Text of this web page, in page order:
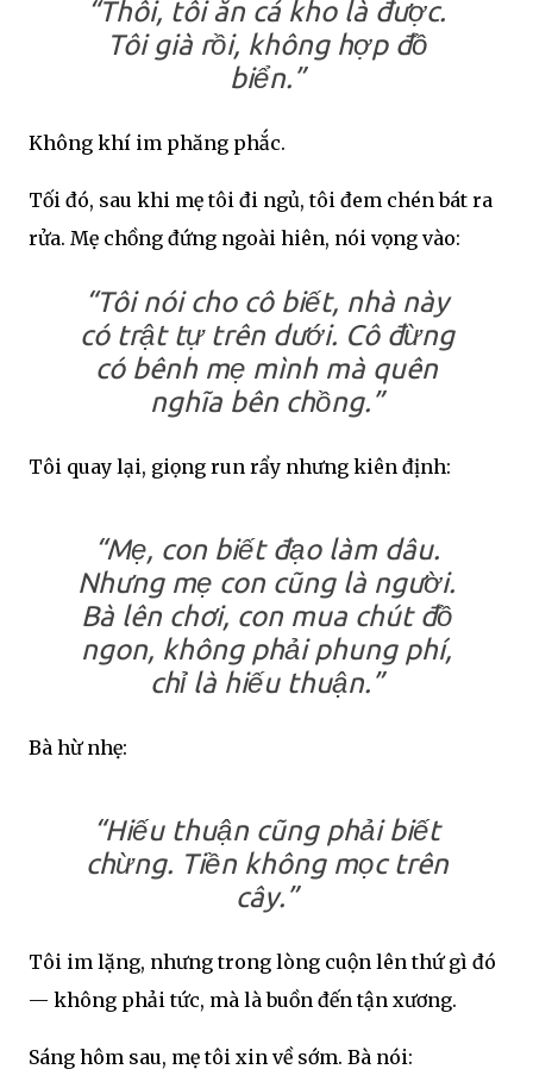
“Thôi, tôi ăn cá kho là được.
Tôi già rồi, không hợp đồ
biển.”
Không khí im phăng phắc.
Tối đó, sau khi mẹ tôi đi ngủ, tôi đem chén bát ra
rửa. Mẹ chồng đứng ngoài hiên, nói vọng vào:
“Tôi nói cho cô biết, nhà này
có trật tự trên dưới. Cô đừng
có bênh mẹ mình mà quên
nghĩa bên chồng.”
Tôi quay lại, giọng run rẩy nhưng kiên định:
“Mẹ, con biết đạo làm dâu.
Nhưng mẹ con cũng là người.
Bà lên chơi, con mua chút đồ
ngon, không phải phung phí,
chỉ là hiếu thuận.”
Bà hừ nhẹ:
“Hiếu thuận cũng phải biết
chừng. Tiền không mọc trên
cây.”
Tôi im lặng, nhưng trong lòng cuộn lên thứ gì đó
— không phải tức, mà là buồn đến tận xương.
Sáng hôm sau, mẹ tôi xin về sớm. Bà nói: